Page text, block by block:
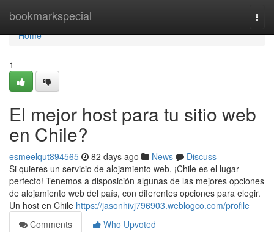
bookmarkspecial
Home
Home
1
El mejor host para tu sitio web
en Chile?
esmeelqut894565 82 days ago News
Discuss
Si quieres un servicio de alojamiento web, ¡Chile es el lugar
perfecto! Tenemos a disposición algunas de las mejores opciones
de alojamiento web del país, con diferentes opciones para elegir.
Un host en Chile https://jasonhivj796903.weblogco.com/profile
Comments
Who Upvoted